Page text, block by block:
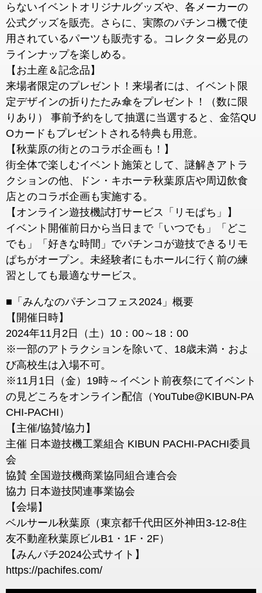
らないイベントオリジナルグッズや、各メーカーの
公式グッズを販売。さらに、実際のパチンコ機で使
用されているパーツも販売する。コレクター必見の
ラインナップを楽しめる。
【お土産＆記念品】
来場者限定のプレゼント！来場者には、イベント限
定デザインの折りたたみ傘をプレゼント！（数に限
りあり） 事前予約をして抽選に当選すると、金箔QU
Oカードもプレゼントされる特典も用意。
【秋葉原の街とのコラボ企画も！】
街全体で楽しむイベント施策として、謎解きアトラ
クションの他、ドン・キホーテ秋葉原店や周辺飲食
店とのコラボ企画も実施する。
【オンライン遊技機試打サービス「リモぱち」】
イベント開催前日から当日まで「いつでも」「どこ
でも」「好きな時間」でパチンコが遊技できるリモ
ぱちがオープン。未経験者にもホールに行く前の練
習としても最適なサービス。
■「みんなのパチンコフェス2024」概要
【開催日時】
2024年11月2日（土）10：00～18：00
※一部のアトラクションを除いて、18歳未満・およ
び高校生は入場不可。
※11月1日（金）19時～イベント前夜祭にてイベント
の見どころをオンライン配信（YouTube@KIBUN-PA
CHI-PACHI）
【主催/協賛/協力】
主催 日本遊技機工業組合 KIBUN PACHI-PACHI委員
会
協賛 全国遊技機商業協同組合連合会
協力 日本遊技関連事業協会
【会場】
ベルサール秋葉原（東京都千代田区外神田3-12-8住
友不動産秋葉原ビルB1・1F・2F）
【みんパチ2024公式サイト】
https://pachifes.com/